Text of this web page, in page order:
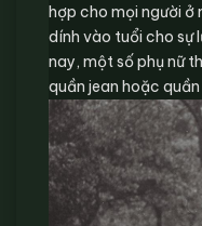
hợp cho mọi người ở
dính vào tuổi cho sự
nay, một số phụ nữ
quần jean hoặc quần